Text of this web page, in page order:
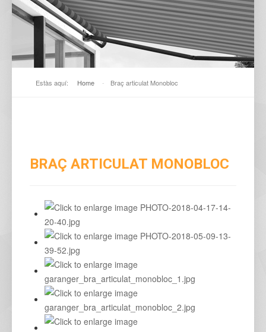
Estàs aquí: Home - Braç articulat Monobloc
BRAÇ ARTICULAT MONOBLOC